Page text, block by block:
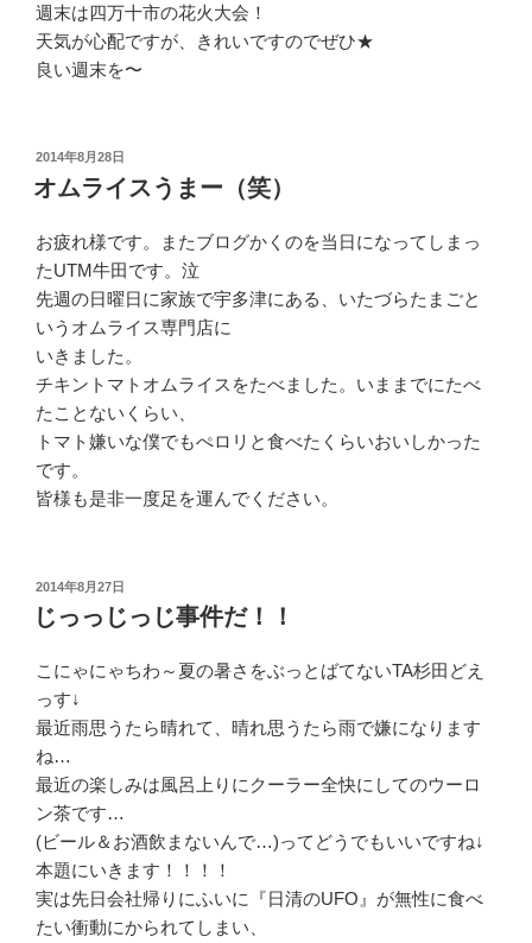
週末は四万十市の花火大会！
天気が心配ですが、きれいですのでぜひ★
良い週末を〜
投
稿
日:
2014年8月28日
オムライスうまー（笑）
お疲れ様です。またブログかくのを当日になってしまっ
たUTM牛田です。泣
先週の日曜日に家族で宇多津にある、いたづらたまごと
いうオムライス専門店に
いきました。
チキントマトオムライスをたべました。いままでにたべ
たことないくらい、
トマト嫌いな僕でもぺロリと食べたくらいおいしかった
です。
皆様も是非一度足を運んでください。
投
稿
日:
2014年8月27日
じっっじっじ事件だ！！
こにゃにゃちわ～夏の暑さをぶっとばてないTA杉田どえ
っす↓
最近雨思うたら晴れて、晴れ思うたら雨で嫌になります
ね…
最近の楽しみは風呂上りにクーラー全快にしてのウーロ
ン茶です…
(ビール＆お酒飲まないんで…)ってどうでもいいですね↓
本題にいきます！！！！
実は先日会社帰りにふいに『日清のUFO』が無性に食べ
たい衝動にかられてしまい、